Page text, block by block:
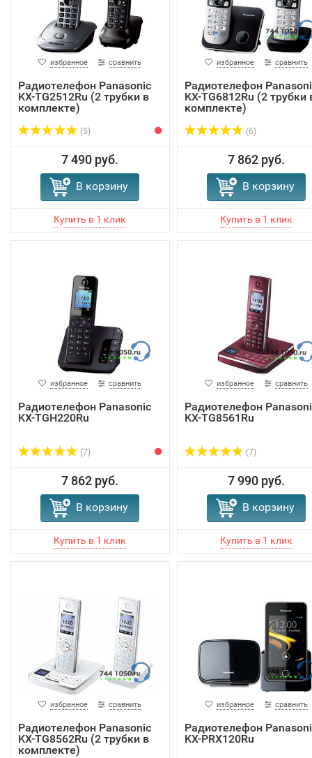
избранное сравнить
Радиотелефон Panasonic
KX-TG2512Ru (2 трубки в
комплекте)
(5)
7 490 руб.
В корзину
избранное сравнить
Радиотелефон
KX-TG6812Ru (2 трубки
комплекте)
(6)
7 862 руб.
В корзину
избранное сравнить
Радиотелефон Panasonic
KX-TGH220Ru
(7)
7 862 руб.
В корзину
избранное сравнить
Радиотелефон
KX-TG8561Ru
(7)
7 990 руб.
В корзину
избранное сравнить
Радиотелефон Panasonic
KX-TG8562Ru (2 трубки в
комплекте)
избранное сравнить
Радиотелефон
KX-PRX120Ru